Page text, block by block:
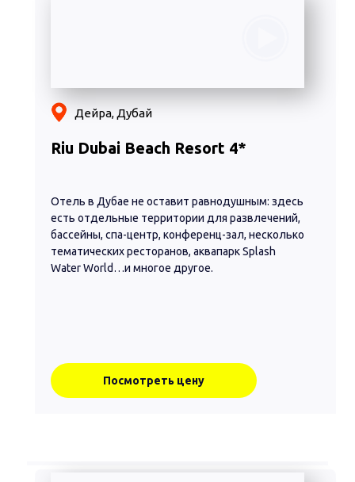
Отель в Дубае не оставит равнодушным: здесь
есть отдельные территории для развлечений,
бассейны, спа-центр, конференц-зал, несколько
тематических ресторанов, аквапарк Splash
Water World…и многое другое.
Riu Dubai Beach Resort 4*
Посмотреть цену
Дейра, Дубай